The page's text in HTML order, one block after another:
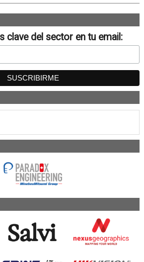
clave del sector en tu email: